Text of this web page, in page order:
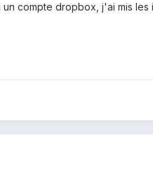
compte dropbox, j'ai mis